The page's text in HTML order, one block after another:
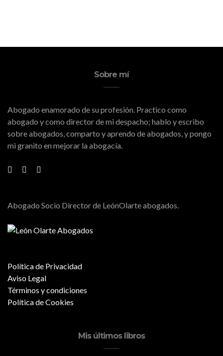
Sobre mí
Abogado enamorado de su profesión. Practico como
abogado y como director de mi despacho; hablo y escribo
sobre abogados, comparto y aprendo de abogados, y pongo
mi granito en mejorar la abogacía.
Abogado Socio Director de LeónOlarte abogados.
Política de Privacidad
Aviso Legal
Términos y condiciones
Política de Cookies
Mis últimos libros